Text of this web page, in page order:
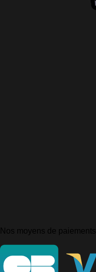
Nos moyens de paiements